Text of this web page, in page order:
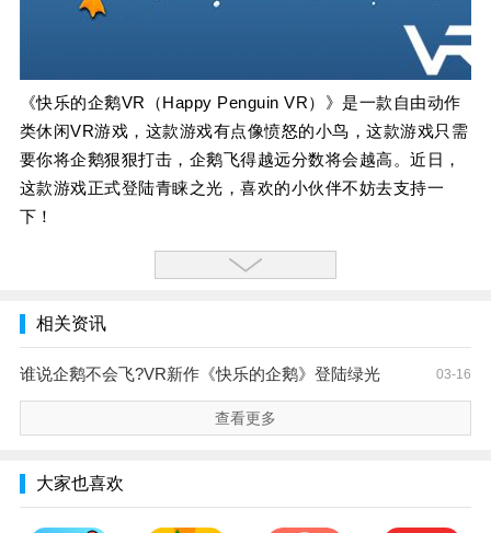
《快乐的企鹅VR（Happy Penguin VR）》是一款自由动作
类休闲VR游戏，这款游戏有点像愤怒的小鸟，这款游戏只需
要你将企鹅狠狠打击，企鹅飞得越远分数将会越高。近日，
这款游戏正式登陆青睐之光，喜欢的小伙伴不妨去支持一
下！
相关资讯
谁说企鹅不会飞?VR新作《快乐的企鹅》登陆绿光 03-16
查看更多
大家也喜欢